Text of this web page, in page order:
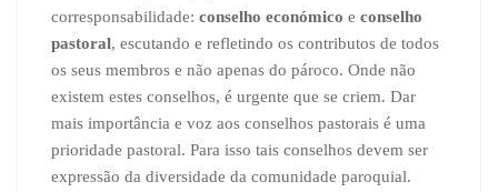
corresponsabilidade: conselho económico e conselho
pastoral, escutando e refletindo os contributos de todos
os seus membros e não apenas do pároco. Onde não
existem estes conselhos, é urgente que se criem. Dar
mais importância e voz aos conselhos pastorais é uma
prioridade pastoral. Para isso tais conselhos devem ser
expressão da diversidade da comunidade paroquial.